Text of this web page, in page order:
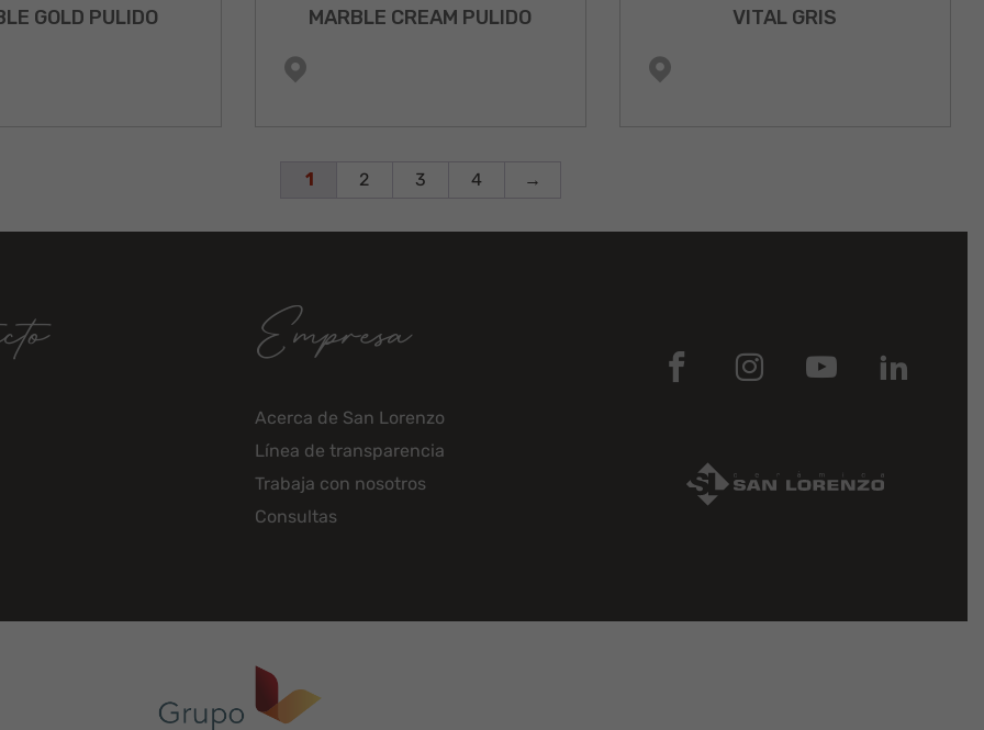
GOLD PULIDO MARBLE CREAM PULIDO VITAL GRIS
1 2 3 4 →
Empresa
Acerca de San Lorenzo
Línea de transparencia
Trabaja con nosotros
Consultas